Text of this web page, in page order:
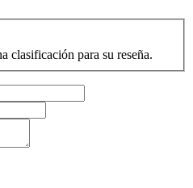
clasificación para su reseña.